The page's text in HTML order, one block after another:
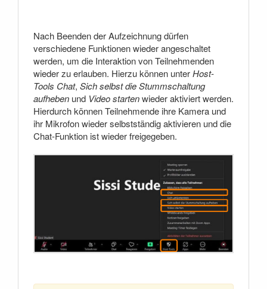
Nach Beenden der Aufzeichnung dürfen
verschiedene Funktionen wieder angeschaltet
werden, um die Interaktion von Teilnehmenden
wieder zu erlauben. Hierzu können unterHost-
Tools Chat, Sich selbst die Stummschaltung
aufheben und Video startenwieder aktiviert werden.
Hierdurch können Teilnehmende ihre Kamera und
ihr Mikrofon wieder selbstständig aktivieren und die
Chat-Funktion ist wieder freigegeben.